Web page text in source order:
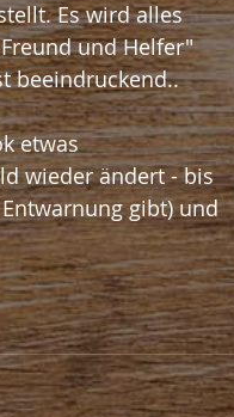
Es wird alles
und Helfer"
beeindruckend..
etwas
wieder ändert - bis
gibt) und